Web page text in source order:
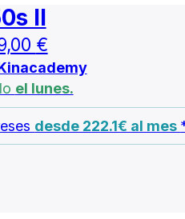
II
€Rango
de
precios:
desde
3.997,84 €
el lunes.
desde 222.1€ al mes